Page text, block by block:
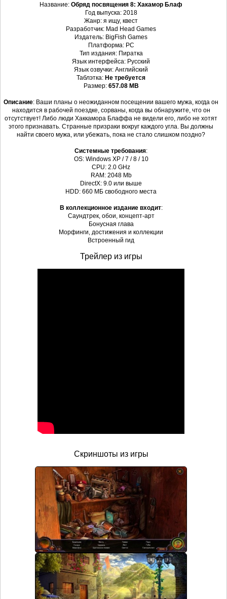
Название: Обряд посвящения 8: Хакамор Блаф
Год выпуска: 2018
Жанр: я ищу, квест
Разработчик: Mad Head Games
Издатель: BigFish Games
Платформа: PC
Тип издания: Пиратка
Язык интерфейса: Русский
Язык озвучки: Английский
Таблэтка: Не требуется
Размер: 657.08 MB
Описание: Ваши планы о неожиданном посещении вашего мужа, когда он
находится в рабочей поездке, сорваны, когда вы обнаружите, что он
отсутствует! Либо люди Хаккамора Блаффа не видели его, либо не хотят
этого признавать. Странные призраки вокруг каждого угла. Вы должны
найти своего мужа, или убежать, пока не стало слишком поздно?
Системные требования:
OS: Windows XP / 7 / 8 / 10
CPU: 2.0 GHz
RAM: 2048 Mb
DirectX: 9.0 или выше
HDD: 660 МБ свободного места
В коллекционное издание входит:
Саундтрек, обои, концепт-арт
Бонусная глава
Морфинги, достижения и коллекции
Встроенный гид
Трейлер из игры
Скриншоты из игры